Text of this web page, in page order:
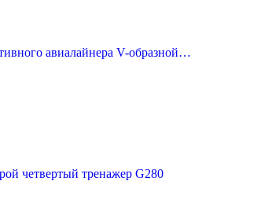
авиалайнера V-образной…
четвертый тренажер G280